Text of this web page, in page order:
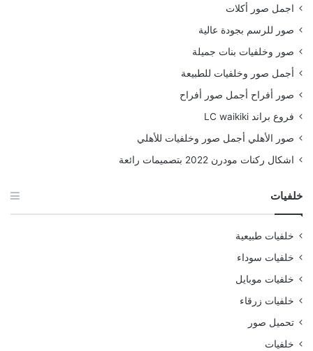
اجمل صور أكلات
صور للرسم بجودة عالية
صور وخلفيات بنات جميلة
أجمل صور وخلفيات للطبيعة
صور أفراح أجمل صور أفراح
فروع براند LC waikiki
صور الأهلي أجمل صور وخلفيات للأهلي
اشكال ركنات مودرن 2022 بتصميمات رائعة
خلفيات
خلفيات طبيعية
خلفيات سوداء
خلفيات موبايل
خلفيات زرقاء
تحميل صور
خلفيات